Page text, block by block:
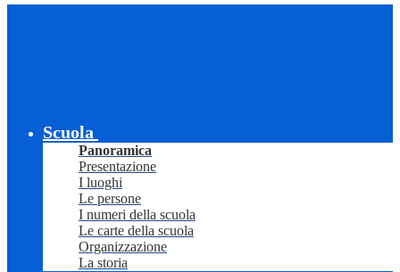
Scuola
Panoramica
Presentazione
I luoghi
Le persone
I numeri della scuola
Le carte della scuola
Organizzazione
La storia